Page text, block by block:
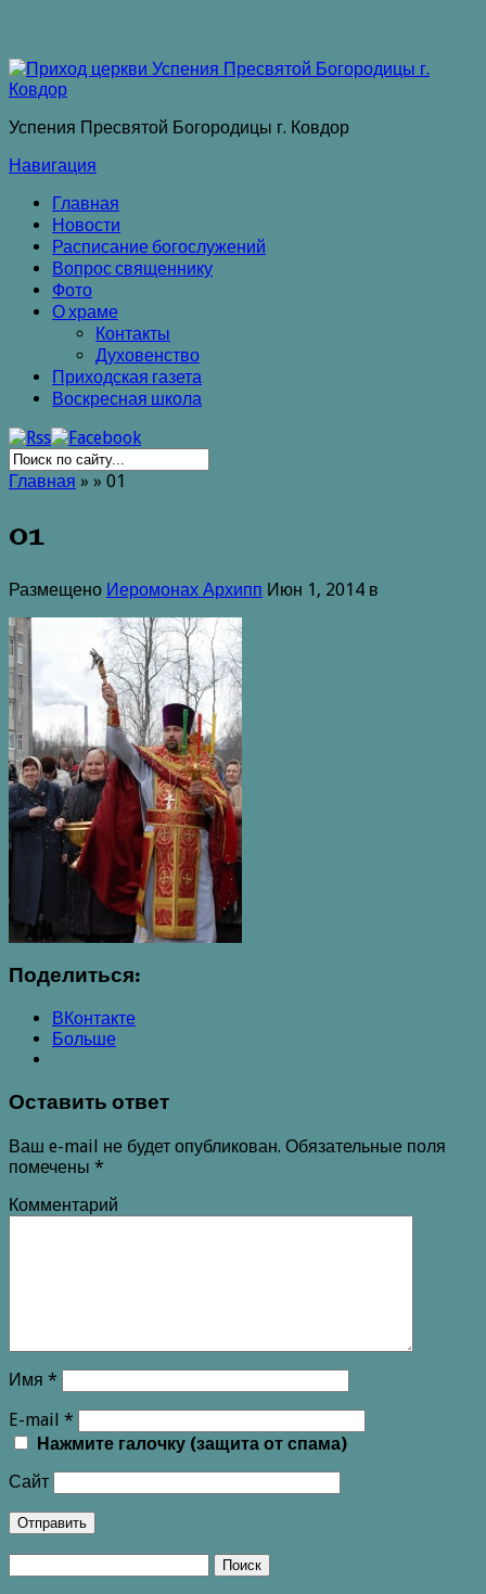
Успения Пресвятой Богородицы г. Ковдор
Навигация
Главная
Новости
Расписание богослужений
Вопрос священнику
Фото
О храме
Контакты
Духовенство
Приходская газета
Воскресная школа
Главная » » 01
01
Размещено Иеромонах Архипп Июн 1, 2014 в
Поделиться:
ВКонтакте
Больше
Оставить ответ
Ваш e-mail не будет опубликован. Обязательные поля
помечены *
Комментарий
Имя *
E-mail *
Нажмите галочку (защита от спама)
Сайт